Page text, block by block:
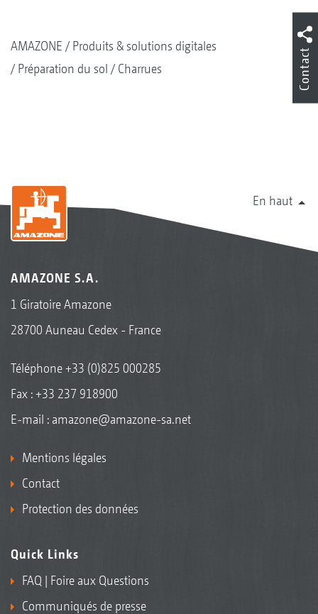
AMAZONE
Produits & solutions digitales
Préparation du sol
Charrues
En haut
AMAZONE S.A.
1 Giratoire Amazone
28700 Auneau Cedex - France
Téléphone+33 (0)825 000285
Fax : +33 237 918900
E-mail : amazone@amazone-sa.net
Mentions légales
Contact
Protection des données
Quick Links
FAQ | Foire aux Questions
Communiqués de presse
Contact